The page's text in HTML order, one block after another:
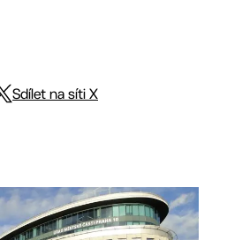
Sdílet na síti X